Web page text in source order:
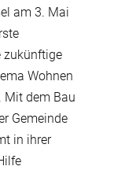
am 3. Mai
zukünftige
Wohnen
Mit dem Bau
Gemeinde
in ihrer